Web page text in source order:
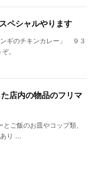
ペシャルやります
ンギのチキンカレー」 ９３
。
店内の物品のフリマ
ご飯のお皿やコップ類、
り ...